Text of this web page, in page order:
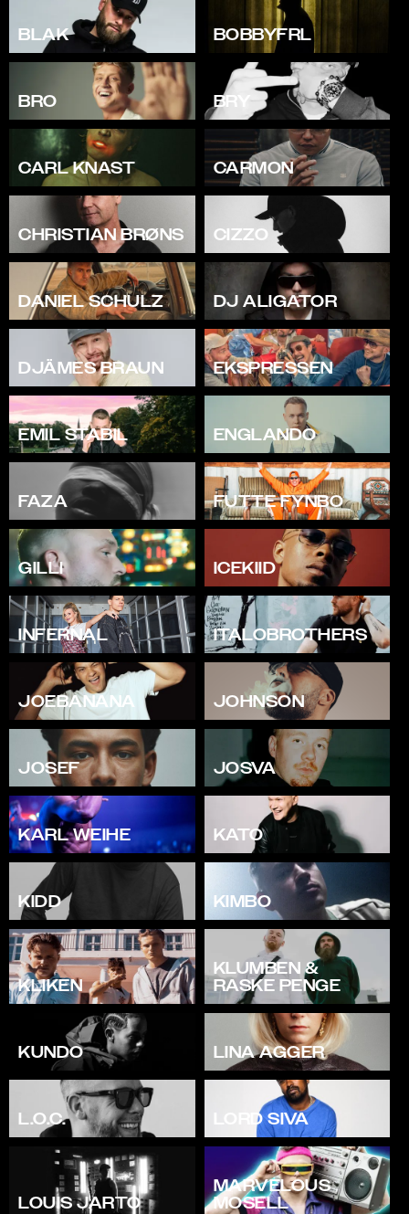
BLAK BOBBYFRL
BRO BRY
CARL KNAST CARMON
CHRISTIAN BRØNS CIZZO
DANIEL SCHULZ DJ ALIGATOR
DJÄMES BRAUN EKSPRESSEN
EMIL STABIL ENGLANDO
FAZA FUTTE FYNBO
GILLI ICEKIID
INFERNAL ITALOBROTHERS
JOEBANANA JOHNSON
JOSEF JOSVA
KARL WEIHE KATO
KIDD KIMBO
KLIKEN
KLUMBEN &
RASKE PENGE
KUNDO LINA AGGER
L.O.C. LORD SIVA
LOUIS JARTO
MARVELOUS
MOSELL